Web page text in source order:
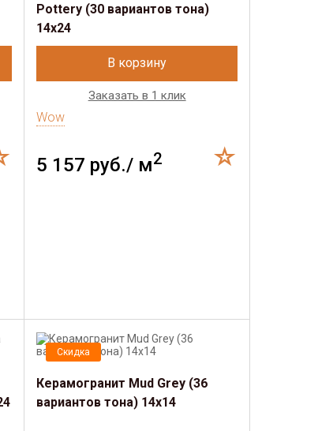
Pottery (30 вариантов тона)
14х24
В корзину
Заказать в 1 клик
Wow
5 157 руб./ м2
Скидка
Керамогранит Mud Grey (36
вариантов тона) 14х14